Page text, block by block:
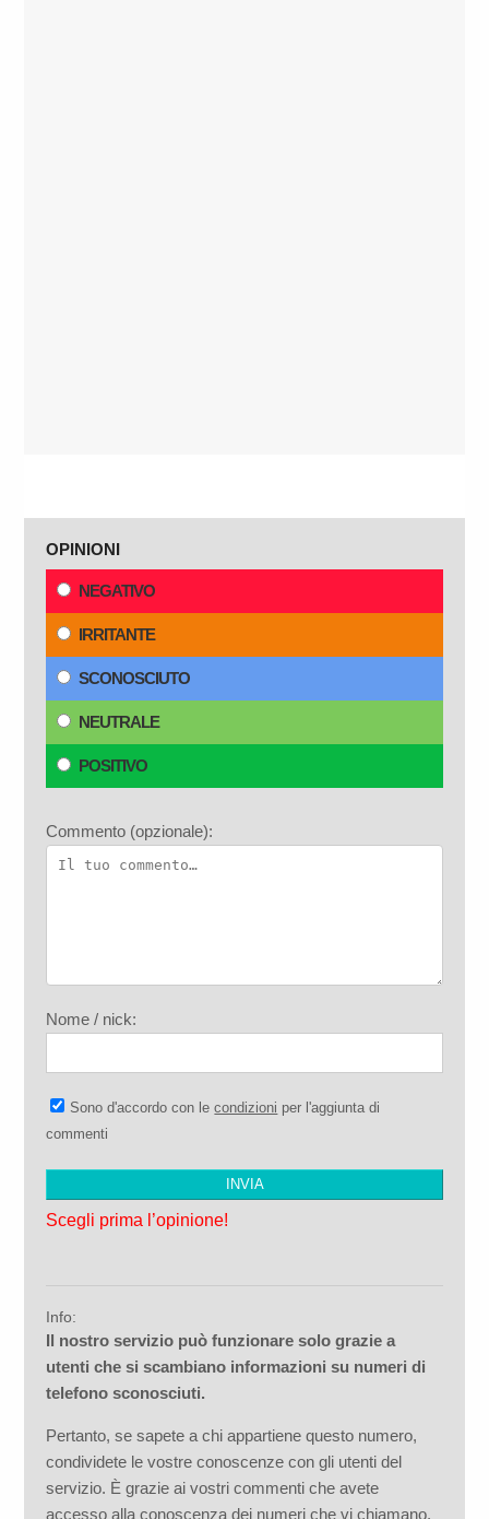
OPINIONI
NEGATIVO
IRRITANTE
SCONOSCIUTO
NEUTRALE
POSITIVO
Commento (opzionale):
Nome / nick:
Sono d'accordo con lecondizioni per l'aggiunta di
commenti
Scegli prima l’opinione!
Info:
Il nostro servizio può funzionare solo grazie a
utenti che si scambiano informazioni su numeri di
telefono sconosciuti.
Pertanto, se sapete a chi appartiene questo numero,
condividete le vostre conoscenze con gli utenti del
servizio. È grazie ai vostri commenti che avete
accesso alla conoscenza dei numeri che vi chiamano,